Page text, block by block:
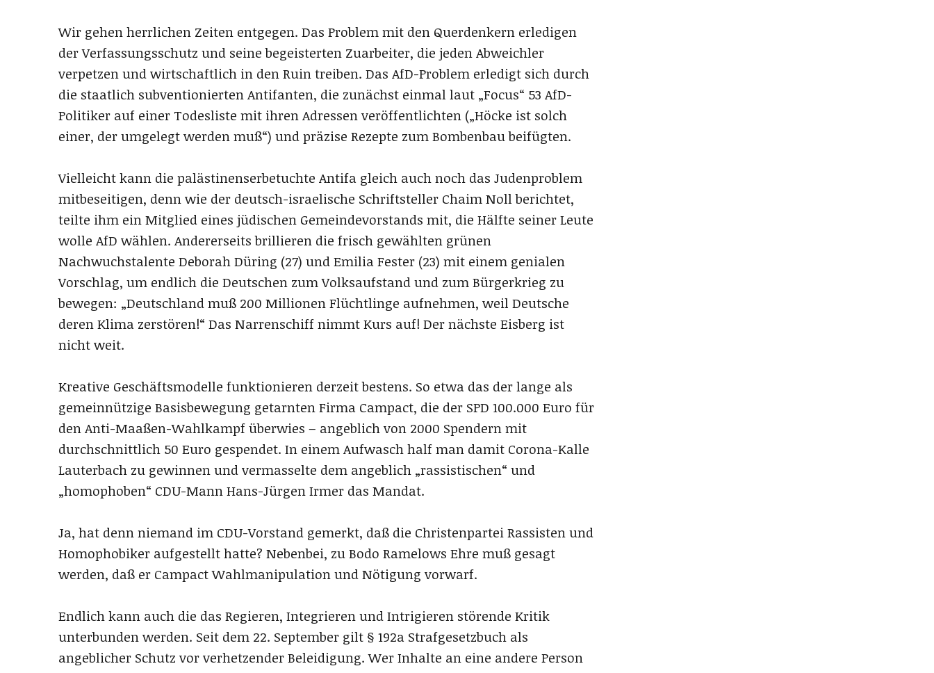
Wir gehen herrlichen Zeiten entgegen. Das Problem mit den Querdenkern erledigen
der Verfassungsschutz und seine begeisterten Zuarbeiter, die jeden Abweichler
verpetzen und wirtschaftlich in den Ruin treiben. Das AfD-Problem erledigt sich durch
die staatlich subventionierten Antifanten, die zunächst einmal laut „Focus“ 53 AfD-
Politiker auf einer Todesliste mit ihren Adressen veröffentlichten („Höcke ist solch
einer, der umgelegt werden muß“) und präzise Rezepte zum Bombenbau beifügten.
Vielleicht kann die palästinenserbetuchte Antifa gleich auch noch das Judenproblem
mitbeseitigen, denn wie der deutsch-israelische Schriftsteller Chaim Noll berichtet,
teilte ihm ein Mitglied eines jüdischen Gemeindevorstands mit, die Hälfte seiner Leute
wolle AfD wählen. Andererseits brillieren die frisch gewählten grünen
Nachwuchstalente Deborah Düring (27) und Emilia Fester (23) mit einem genialen
Vorschlag, um endlich die Deutschen zum Volksaufstand und zum Bürgerkrieg zu
bewegen: „Deutschland muß 200 Millionen Flüchtlinge aufnehmen, weil Deutsche
deren Klima zerstören!“ Das Narrenschiff nimmt Kurs auf! Der nächste Eisberg ist
nicht weit.
Kreative Geschäftsmodelle funktionieren derzeit bestens. So etwa das der lange als
gemeinnützige Basisbewegung getarnten Firma Campact, die der SPD 100.000 Euro für
den Anti-Maaßen-Wahlkampf überwies – angeblich von 2000 Spendern mit
durchschnittlich 50 Euro gespendet. In einem Aufwasch half man damit Corona-Kalle
Lauterbach zu gewinnen und vermasselte dem angeblich „rassistischen“ und
„homophoben“ CDU-Mann Hans-Jürgen Irmer das Mandat.
Ja, hat denn niemand im CDU-Vorstand gemerkt, daß die Christenpartei Rassisten und
Homophobiker aufgestellt hatte? Nebenbei, zu Bodo Ramelows Ehre muß gesagt
werden, daß er Campact Wahlmanipulation und Nötigung vorwarf.
Endlich kann auch die das Regieren, Integrieren und Intrigieren störende Kritik
unterbunden werden. Seit dem 22. September gilt § 192a Strafgesetzbuch als
angeblicher Schutz vor verhetzender Beleidigung. Wer Inhalte an eine andere Person